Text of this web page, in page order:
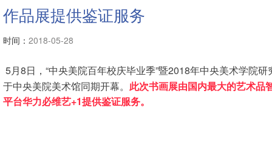
作品展提供鉴证服务
时间： 2018-05-28
5月8日，“中央美院百年校庆毕业季”暨2018年中央美术学院
于中央美院美术馆同期开幕。 此次书画展由国内最大的艺术品
平台华力必维艺+1提供鉴证服务。